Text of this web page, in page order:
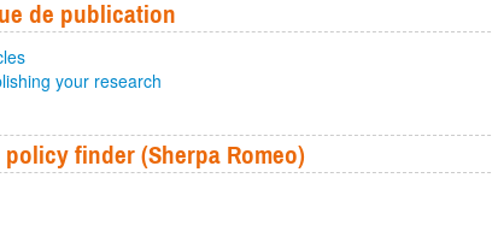
de publication
your research
finder (Sherpa Romeo)